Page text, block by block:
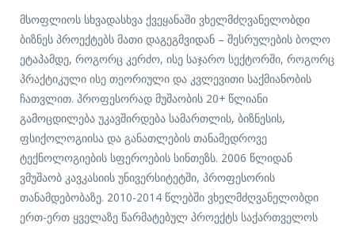
მსოფლიოს სხვადასხვა ქვეყანაში ვხელმძღვანელობდი
ბიზნეს პროექტებს მათი დაგეგმვიდან – შესრულების ბოლო
ეტაპამდე, როგორც კერძო, ისე საჯარო სექტორში, როგორც
პრაქტიკული ისე თეორიული და კვლევითი საქმიანობის
ჩათვლით. პროფესორად მუშაობის 20+ წლიანი
გამოცდილება უკავშირდება სამართლის, ბიზნესის,
ფსიქოლოგიისა და განათლების თანამედროვე
ტექნოლოგიების სფეროების სინთეზს. 2006 წლიდან
ვმუშაობ კავკასიის უნივერსიტეტში, პროფესორის
თანამდებობაზე. 2010-2014 წლებში ვხელმძღვანელობდი
ერთ-ერთ ყველაზე წარმატებულ პროექტს საქართველოს